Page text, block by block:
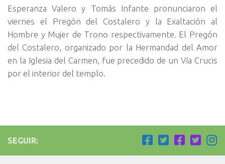
Esperanza Valero y Tomás Infante pronunciaron el
viernes el Pregón del Costalero y la Exaltación al
Hombre y Mujer de Trono respectivamente. El Pregón
del Costalero, organizado por la Hermandad del Amor
en la Iglesia del Carmen, fue precedido de un Vía Crucis
por el interior del templo.
SEGUIR: